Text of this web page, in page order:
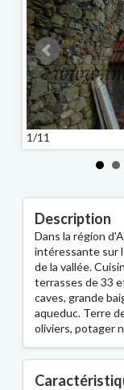
1/11
Description
Dans la région
intéressante sur
de la vallée.
terrasses de 33
caves, grande
aqueduc. Terre
oliviers, potager